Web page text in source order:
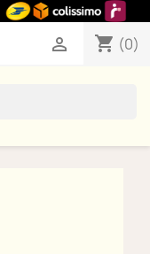
shopping_cart (0)
